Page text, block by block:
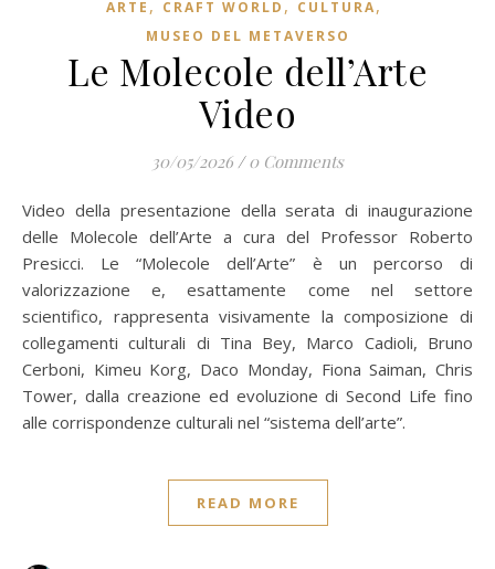
ARTE , CRAFT WORLD , CULTURA,
MUSEO DEL METAVERSO
Le Molecole dell’Arte
Video
30/05/2026 / 0 Comments
Video della presentazione della serata di inaugurazione
delle Molecole dell’Arte a cura del Professor Roberto
Presicci. Le “Molecole dell’Arte” è un percorso di
valorizzazione e, esattamente come nel settore
scientifico, rappresenta visivamente la composizione di
collegamenti culturali di Tina Bey, Marco Cadioli, Bruno
Cerboni, Kimeu Korg, Daco Monday, Fiona Saiman, Chris
Tower, dalla creazione ed evoluzione di Second Life fino
alle corrispondenze culturali nel “sistema dell’arte”.
READ MORE